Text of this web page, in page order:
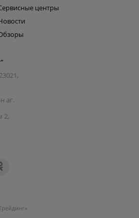
центры
аг.
2,